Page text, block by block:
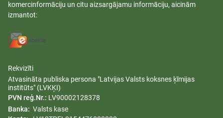
komercinformāciju un citu aizsargājamu informāciju, aicinām
izmantot:
Rekvizīti
Atvasināta publiska persona "Latvijas Valsts koksnes ķīmijas
institūts" (LVKĶI)
PVN reģ.Nr.: LV90002128378
Banka: Valsts kase